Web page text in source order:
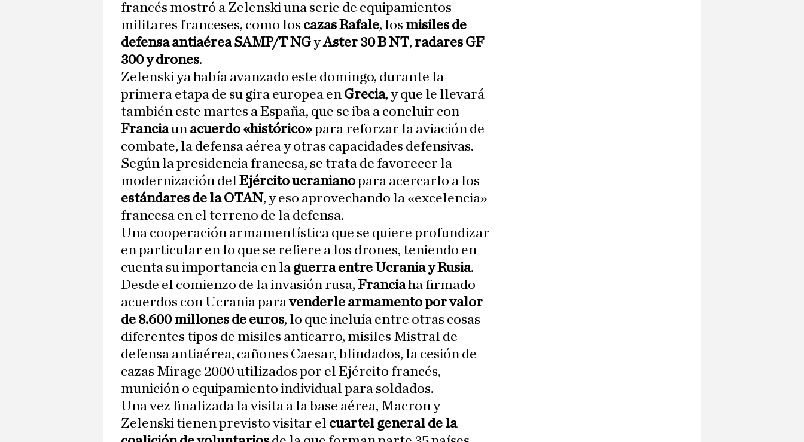
francés mostró a Zelenski una serie de equipamientos
militares franceses, como los cazas Rafale, los misiles de
defensa antiaérea SAMP/T NGyAster 30 B NT, radares GF
300 y drones.
Zelenski ya había avanzado este domingo, durante la
primera etapa de su gira europea en Grecia, y que le llevará
también este martes a España, que se iba a concluir con
Franciaun acuerdo «histórico»para reforzar la aviación de
combate, la defensa aérea y otras capacidades defensivas.
Según la presidencia francesa, se trata de favorecer la
modernización del Ejército ucranianopara acercarlo a los
estándares de la OTAN, y eso aprovechando la «excelencia»
francesa en el terreno de la defensa.
Una cooperación armamentística que se quiere profundizar
en particular en lo que se refiere a los drones, teniendo en
cuenta su importancia en la guerra entre Ucrania y Rusia.
Desde el comienzo de la invasión rusa, Franciaha firmado
acuerdos con Ucrania paravenderle armamento por valor
de 8.600 millones de euros, lo que incluía entre otras cosas
diferentes tipos de misiles anticarro, misiles Mistral de
defensa antiaérea, cañones Caesar, blindados, la cesión de
cazas Mirage 2000 utilizados por el Ejército francés,
munición o equipamiento individual para soldados.
Una vez finalizada la visita a la base aérea, Macron y
Zelenski tienen previsto visitar el cuartel general de la